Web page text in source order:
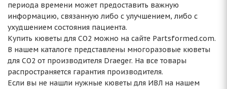
периода времени может предоставить важную
информацию, связанную либо с улучшением, либо с
ухудшением состояния пациента.
Купить кюветы для СО2 можно на сайте Partsformed.com.
В нашем каталоге представлены многоразовые кюветы
для СО2 от производителя Draeger. На все товары
распространяется гарантия производителя.
Если вы не нашли нужные кюветы для ИВЛ на нашем